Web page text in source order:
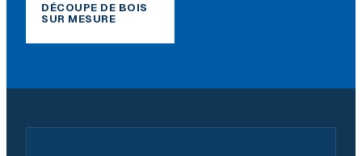
DÉCOUPE DE BOIS
SUR MESURE